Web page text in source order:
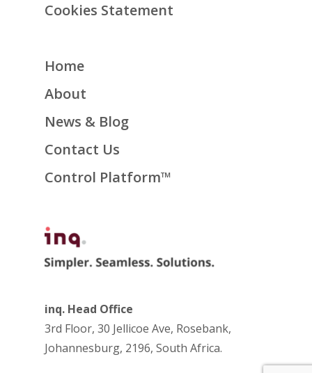
Cookies Statement
Home
About
News & Blog
Contact Us
Control Platform™
inq. Head Office
3rd Floor, 30 Jellicoe Ave, Rosebank,
Johannesburg, 2196, South Africa.